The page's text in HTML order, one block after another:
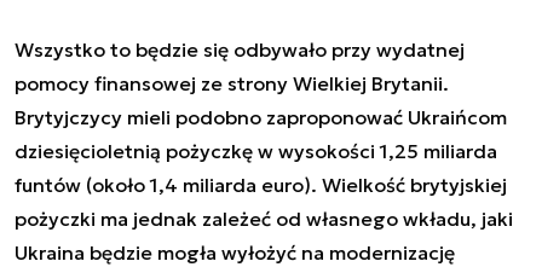
Wszystko to będzie się odbywało przy wydatnej
pomocy finansowej ze strony Wielkiej Brytanii.
Brytyjczycy mieli podobno zaproponować Ukraińcom
dziesięcioletnią pożyczkę w wysokości 1,25 miliarda
funtów (około 1,4 miliarda euro). Wielkość brytyjskiej
pożyczki ma jednak zależeć od własnego wkładu, jaki
Ukraina będzie mogła wyłożyć na modernizację